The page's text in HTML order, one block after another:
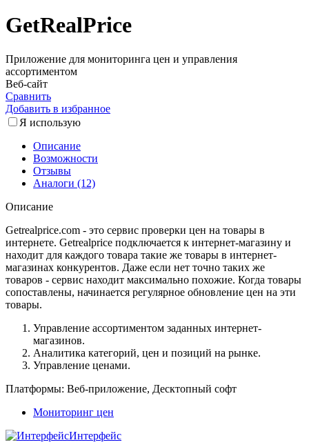
GetRealPrice
Приложение для мониторинга цен и управления
ассортиментом
Веб-сайт
Сравнить
Добавить в избранное
Я использую
Описание
Возможности
Отзывы
Аналоги (12)
Описание
Getrealprice.com - это сервис проверки цен на товары в
интернете. Getrealprice подключается к интернет-магазину и
находит для каждого товара такие же товары в интернет-
магазинах конкурентов. Даже если нет точно таких же
товаров - сервис находит максимально похожие. Когда товары
сопоставлены, начинается регулярное обновление цен на эти
товары.
Управление ассортиментом заданных интернет-
магазинов.
Аналитика категорий, цен и позиций на рынке.
Управление ценами.
Платформы: Веб-приложение, Десктопный софт
Мониторинг цен
Интерфейс